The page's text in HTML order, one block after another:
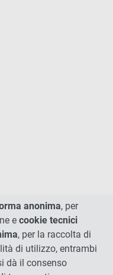
anonima, per
e cookie tecnici
, per la raccolta di
di utilizzo, entrambi
dà il consenso